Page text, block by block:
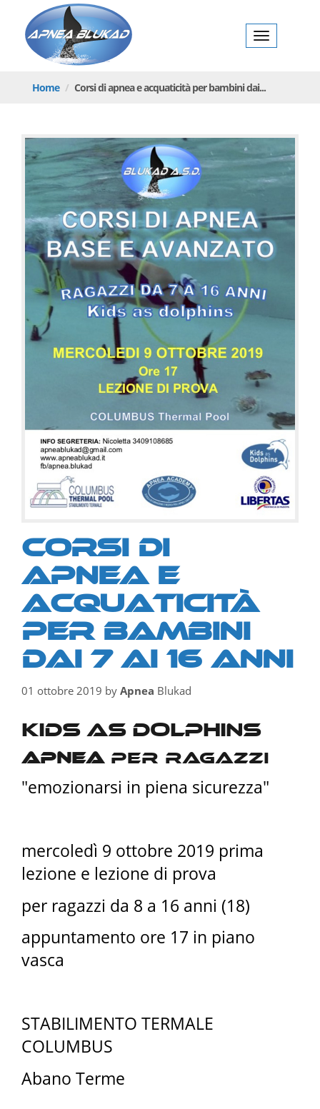
| Apnea
BlukadApnea
Blukad
Home Corsi diapneae acquaticità per bambini dai...
Corsi di
apneae
acquaticità
per bambini
dai 7 ai 16 anni
01 ottobre 2019 by Apnea Blukad
KIDS AS DOLPHINS
APNEAPER RAGAZZI
"emozionarsi in piena sicurezza"
mercoledì 9 ottobre 2019 prima
lezione e lezione di prova
per ragazzi da 8 a 16 anni (18)
appuntamento ore 17 in piano
vasca
STABILIMENTO TERMALE
COLUMBUS
Abano Terme